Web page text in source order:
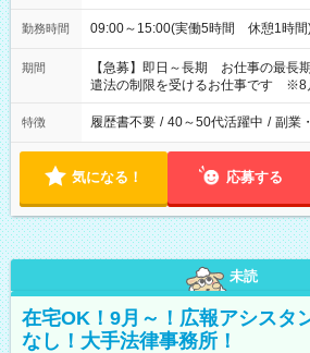
勤務時間 09:00～15:00(実働5時間 休憩1時
期間
【急募】即日～長期 お仕事の最長
遣法の制限を受けるお仕事です ※8
特徴 履歴書不要 / 40～50代活躍中 / 副業
気になる！ 応募する
未読
在宅OK！9月～！広報アシスタ
なし！大手法律事務所！